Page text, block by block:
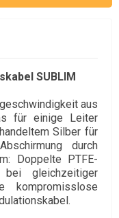
SUBLIM
aus
für einige Leiter
Silber für
durch
Doppelte PTFE-
bei gleichzeitiger
kompromisslose